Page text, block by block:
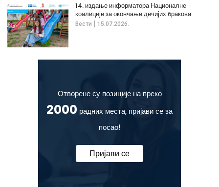
Вести 15.07.2026.
14. издање информатора Националне
коалиције за окончање дечијих бракова
Отворене су позиције на преко
2000 радних места, пријави се за
посао!
Пријави се